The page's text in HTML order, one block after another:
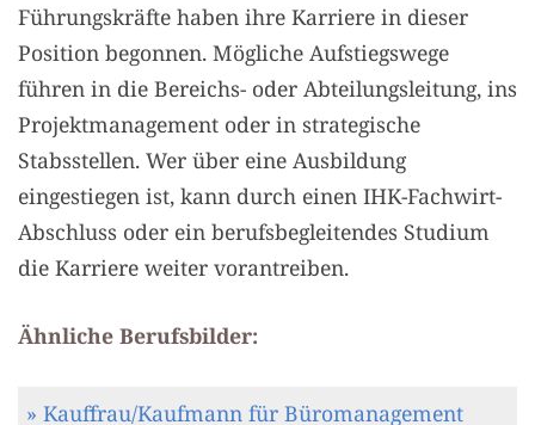
Führungskräfte haben ihre Karriere in dieser
Position begonnen. Mögliche Aufstiegswege
führen in die Bereichs- oder Abteilungsleitung, ins
Projektmanagement oder in strategische
Stabsstellen. Wer über eine Ausbildung
eingestiegen ist, kann durch einen IHK-Fachwirt-
Abschluss oder ein berufsbegleitendes Studium
die Karriere weiter vorantreiben.
Ähnliche Berufsbilder:
» Kauffrau/Kaufmann für Büromanagement